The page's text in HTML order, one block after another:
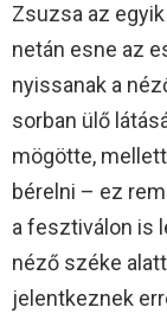
Zsuzsa az
netán esne az
nyissanak a
sorban ülő
mögötte,
bérelni – ez
a fesztiválon is
néző széke
jelentkeznek